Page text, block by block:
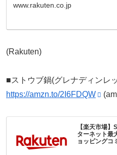
www.rakuten.co.jp
(Rakuten)
■ストウブ鍋(グレナディンレ
https://amzn.to/2I6FDQW
【楽天市場
ターネット最
ョッピングコ